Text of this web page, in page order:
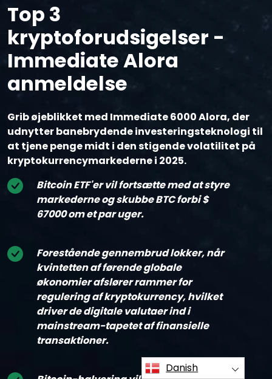
Top 3
kryptoforudsigelser -
Immediate Alora
anmeldelse
Grib øjeblikket med Immediate 6000 Alora, der
udnytter banebrydende investeringsteknologi til
at tjene penge midt i den stigende volatilitet på
kryptokurrencymarkederne i 2025.
Bitcoin ETF'er vil fortsætte med at styre
markederne og skubbe BTC forbi $
67000 om et par uger.
Forestående gennembrud lokker, når
kvintetten af førende globale
økonomier afslører rammer for
regulering af kryptokurrency, hvilket
driver de digitale valutaer ind i
mainstream-tapetet af finansielle
transaktioner.
Danish